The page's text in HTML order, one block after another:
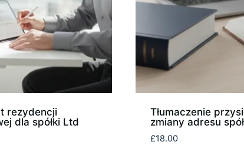
rezydencji
dla spółki Ltd
Tłumaczenie
zmiany adresu
£18.00